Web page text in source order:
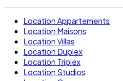
Location Appartements
Location Maisons
Location Villas
Location Duplex
Location Triplex
Location Studios